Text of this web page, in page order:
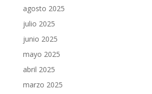
agosto 2025
julio 2025
junio 2025
mayo 2025
abril 2025
marzo 2025